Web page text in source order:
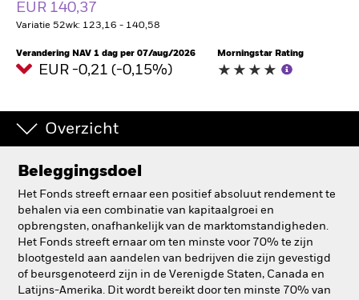
BlackRock
iShares
Ons bedrijf
EUR 140,37
Variatie 52wk: 123,16 - 140,58
Verandering NAV 1 dag per 07/aug/2026
EUR -0,21 (-0,15%)
Morningstar Rating
Overzicht
Beleggingsdoel
Het Fonds streeft ernaar een positief absoluut rendement te
behalen via een combinatie van kapitaalgroei en
opbrengsten, onafhankelijk van de marktomstandigheden.
Het Fonds streeft ernaar om ten minste voor 70% te zijn
blootgesteld aan aandelen van bedrijven die zijn gevestigd
of beursgenoteerd zijn in de Verenigde Staten, Canada en
Latijns-Amerika. Dit wordt bereikt door ten minste 70% van